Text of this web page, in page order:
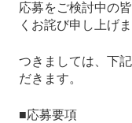
応募をご検討中の
くお詫び申し上げま
つきましては、下
だきます。
■応募要項